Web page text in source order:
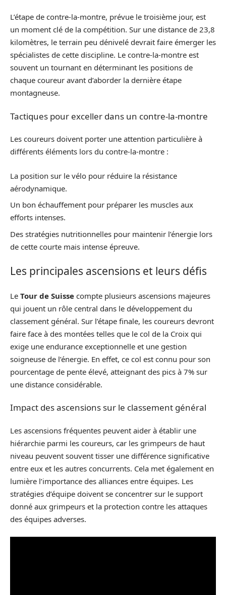
L’étape de contre-la-montre, prévue le troisième jour, est
un moment clé de la compétition. Sur une distance de 23,8
kilomètres, le terrain peu dénivelé devrait faire émerger les
spécialistes de cette discipline. Le contre-la-montre est
souvent un tournant en déterminant les positions de
chaque coureur avant d’aborder la dernière étape
montagneuse.
Tactiques pour exceller dans un contre-la-montre
Les coureurs doivent porter une attention particulière à
différents éléments lors du contre-la-montre :
La position sur le vélo pour réduire la résistance
aérodynamique.
Un bon échauffement pour préparer les muscles aux
efforts intenses.
Des stratégies nutritionnelles pour maintenir l’énergie lors
de cette courte mais intense épreuve.
Les principales ascensions et leurs défis
Le Tour de Suisse compte plusieurs ascensions majeures
qui jouent un rôle central dans le développement du
classement général. Sur l’étape finale, les coureurs devront
faire face à des montées telles que le col de la Croix qui
exige une endurance exceptionnelle et une gestion
soigneuse de l’énergie. En effet, ce col est connu pour son
pourcentage de pente élevé, atteignant des pics à 7% sur
une distance considérable.
Impact des ascensions sur le classement général
Les ascensions fréquentes peuvent aider à établir une
hiérarchie parmi les coureurs, car les grimpeurs de haut
niveau peuvent souvent tisser une différence significative
entre eux et les autres concurrents. Cela met également en
lumière l’importance des alliances entre équipes. Les
stratégies d’équipe doivent se concentrer sur le support
donné aux grimpeurs et la protection contre les attaques
des équipes adverses.